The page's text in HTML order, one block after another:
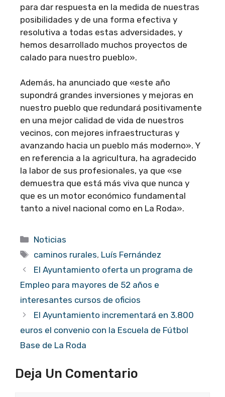
para dar respuesta en la medida de nuestras
posibilidades y de una forma efectiva y
resolutiva a todas estas adversidades, y
hemos desarrollado muchos proyectos de
calado para nuestro pueblo».
Además, ha anunciado que «este año
supondrá grandes inversiones y mejoras en
nuestro pueblo que redundará positivamente
en una mejor calidad de vida de nuestros
vecinos, con mejores infraestructuras y
avanzando hacia un pueblo más moderno». Y
en referencia a la agricultura, ha agradecido
la labor de sus profesionales, ya que «se
demuestra que está más viva que nunca y
que es un motor económico fundamental
tanto a nivel nacional como en La Roda».
Categorías
Noticias
Etiquetas
caminos rurales, Luís Fernández
El Ayuntamiento oferta un programa de
Empleo para mayores de 52 años e
interesantes cursos de oficios
El Ayuntamiento incrementará en 3.800
euros el convenio con la Escuela de Fútbol
Base de La Roda
Deja Un Comentario